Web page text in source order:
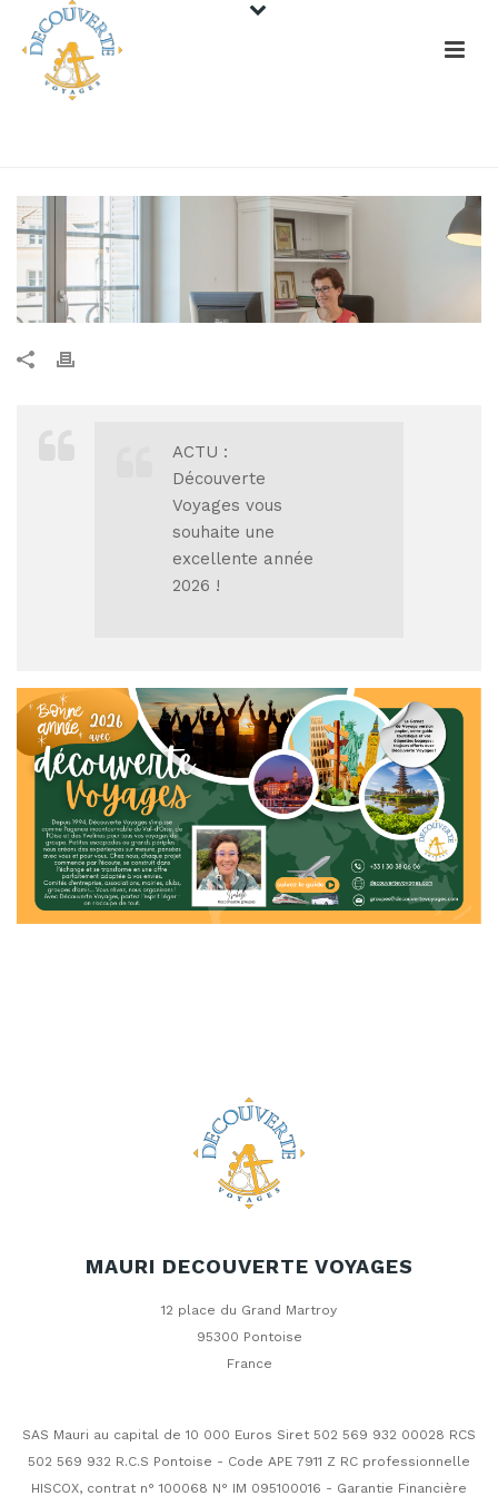
ACTU :
Découverte
Voyages vous
souhaite une
excellente année
2026 !
MAURI DECOUVERTE VOYAGES
12 place du Grand Martroy
95300 Pontoise
France
SAS Mauri au capital de 10 000 Euros Siret 502 569 932 00028 RCS
502 569 932 R.C.S Pontoise - Code APE 7911 Z RC professionnelle
HISCOX, contrat n° 100068 N° IM 095100016 - Garantie Financière